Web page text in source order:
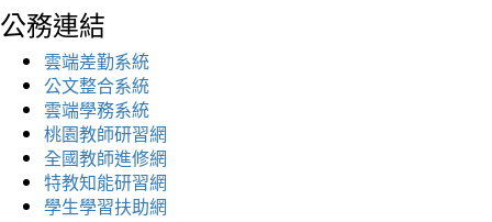
公務連結
雲端差勤系統
公文整合系統
雲端學務系統
桃園教師研習網
全國教師進修網
特教知能研習網
學生學習扶助網